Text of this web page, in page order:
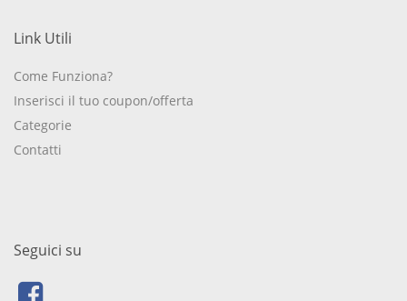
Link Utili
Come Funziona?
Inserisci il tuo coupon/offerta
Categorie
Contatti
Seguici su